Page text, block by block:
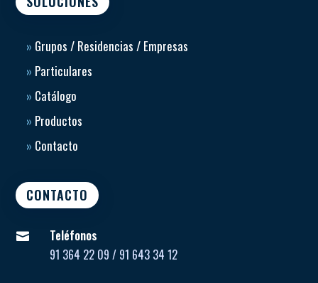
» Grupos / Residencias / Empresas
» Particulares
» Catálogo
» Productos
» Contacto
CONTACTO

Teléfonos
91 364 22 09 / 91 643 34 12